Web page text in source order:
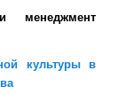
менеджмент
культуры в